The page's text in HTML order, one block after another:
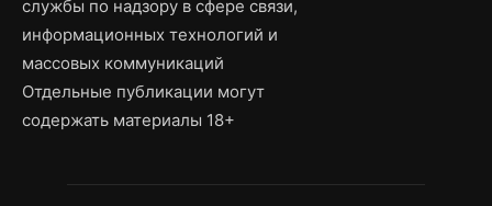
службы по надзору в сфере связи,
информационных технологий и
массовых коммуникаций
Отдельные публикации могут
содержать материалы 18+